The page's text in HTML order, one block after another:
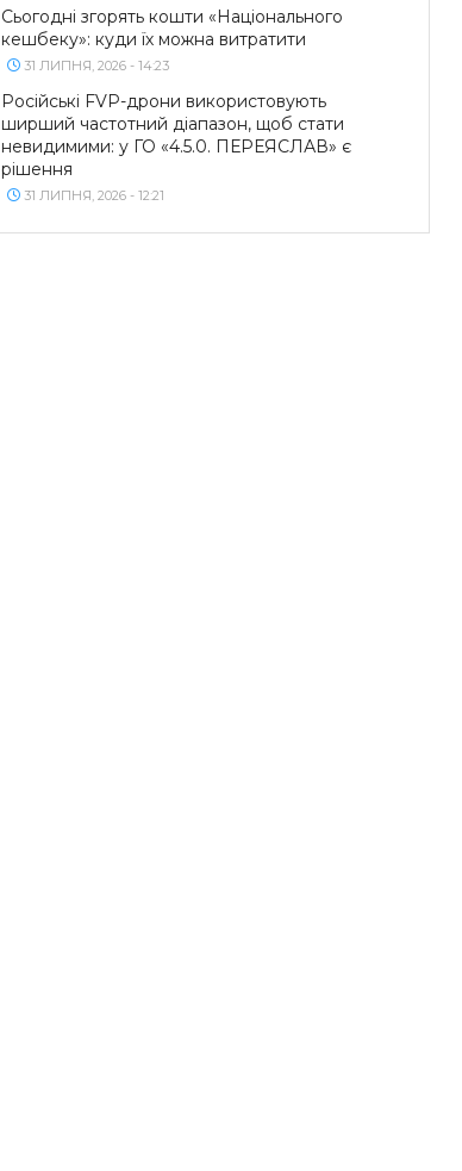
Сьогодні згорять кошти «Національного
кешбеку»: куди їх можна витратити
31 ЛИПНЯ, 2026 - 14:23
Російські FVP-дрони використовують
ширший частотний діапазон, щоб стати
невидимими: у ГО «4.5.0. ПЕРЕЯСЛАВ» є
рішення
31 ЛИПНЯ, 2026 - 12:21